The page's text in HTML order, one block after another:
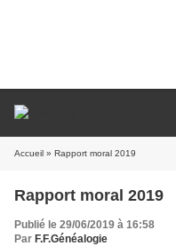
Accueil » Rapport moral 2019
Rapport moral 2019
Publié le 29/06/2019 à 16:58
Par F.F.Généalogie